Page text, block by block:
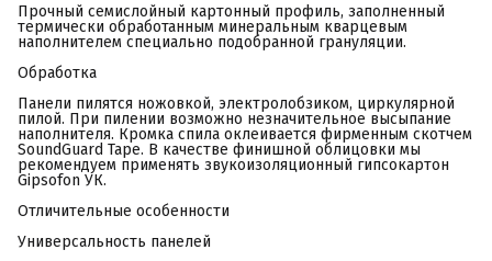
Прочный семислойный картонный профиль, заполненный
термически обработанным минеральным кварцевым
наполнителем специально подобранной грануляции.
Обработка
Панели пилятся ножовкой, электролобзиком, циркулярной
пилой. При пилении возможно незначительное высыпание
наполнителя. Кромка спила оклеивается фирменным скотчем
SoundGuard Tape. В качестве финишной облицовки мы
рекомендуем применять звукоизоляционный гипсокартон
Gipsofon УК.
Отличительные особенности
Универсальность панелей